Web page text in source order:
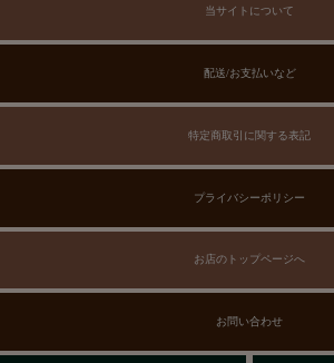
当サイトについて
配送/お支払いなど
特定商取引に関する表記
プライバシーポリシー
お店のトップページへ
お問い合わせ